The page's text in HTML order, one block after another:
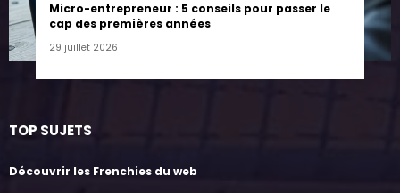
Micro-entrepreneur : 5 conseils pour passer le
cap des premières années
29 juillet 2026
TOP SUJETS
Découvrir les Frenchies du web